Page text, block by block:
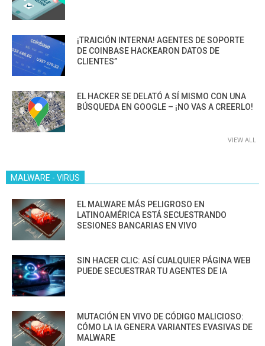
¡TRAICIÓN INTERNA! AGENTES DE SOPORTE
DE COINBASE HACKEARON DATOS DE
CLIENTES”
EL HACKER SE DELATÓ A SÍ MISMO CON UNA
BÚSQUEDA EN GOOGLE – ¡NO VAS A CREERLO!
VIEW ALL
MALWARE - VIRUS
EL MALWARE MÁS PELIGROSO EN
LATINOAMÉRICA ESTÁ SECUESTRANDO
SESIONES BANCARIAS EN VIVO
SIN HACER CLIC: ASÍ CUALQUIER PÁGINA WEB
PUEDE SECUESTRAR TU AGENTES DE IA
MUTACIÓN EN VIVO DE CÓDIGO MALICIOSO:
CÓMO LA IA GENERA VARIANTES EVASIVAS DE
MALWARE